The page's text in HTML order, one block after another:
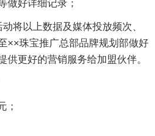
做好详细记录；
将以上数据及媒体投放频次、
××珠宝推广总部品牌规划部做好
供更好的营销服务给加盟伙伴。
；